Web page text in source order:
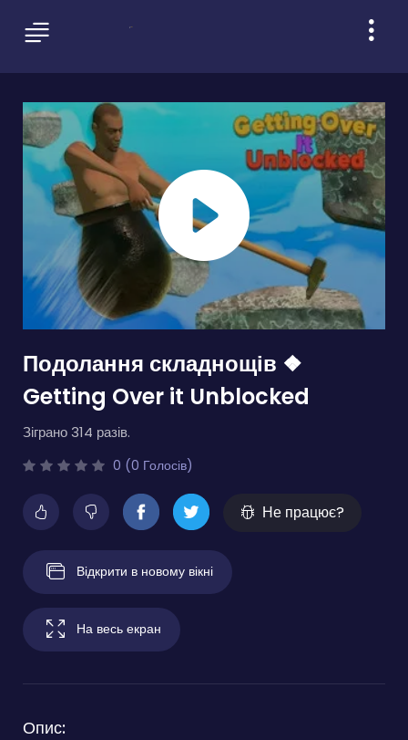
Подолання складнощів ❖
Getting Over it Unblocked
Зіграно 314 разів.
0 (0 Голосів)
Не працює?
Відкрити в новому вікні
На весь екран
Опис: